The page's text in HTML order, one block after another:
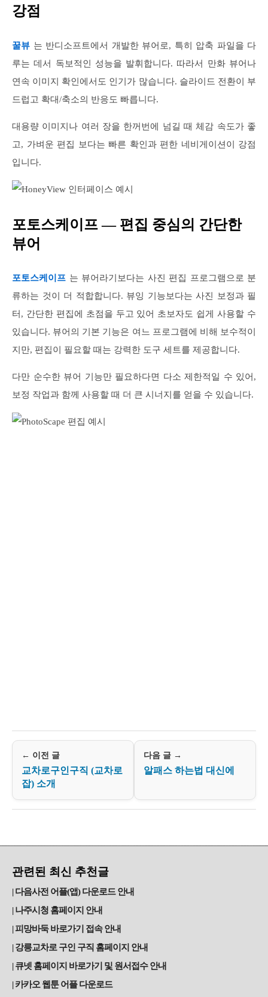
강점
꿀뷰 는 반디소프트에서 개발한 뷰어로, 특히 압축 파일을 다
루는 데서 독보적인 성능을 발휘합니다. 따라서 만화 뷰어나
연속 이미지 확인에서도 인기가 많습니다. 슬라이드 전환이 부
드럽고 확대/축소의 반응도 빠릅니다.
대용량 이미지나 여러 장을 한꺼번에 넘길 때 체감 속도가 좋
고, 가벼운 편집 보다는 빠른 확인과 편한 네비게이션이 강점
입니다.
포토스케이프 — 편집 중심의 간단한
뷰어
포토스케이프 는 뷰어라기보다는 사진 편집 프로그램으로 분
류하는 것이 더 적합합니다. 뷰잉 기능보다는 사진 보정과 필
터, 간단한 편집에 초점을 두고 있어 초보자도 쉽게 사용할 수
있습니다. 뷰어의 기본 기능은 여느 프로그램에 비해 보수적이
지만, 편집이 필요할 때는 강력한 도구 세트를 제공합니다.
다만 순수한 뷰어 기능만 필요하다면 다소 제한적일 수 있어,
보정 작업과 함께 사용할 때 더 큰 시너지를 얻을 수 있습니다.
← 이전 글
교차로구인구직 (교차로
잡) 소개
다음 글 →
알패스 하는법 대신에
관련된 최신 추천글
다음사전 어플(앱) 다운로드 안내
나주시청 홈페이지 안내
피망바둑 바로가기 접속 안내
강릉교차로 구인 구직 홈페이지 안내
큐넷 홈페이지 바로가기 및 원서접수 안내
카카오 웹툰 어플 다운로드